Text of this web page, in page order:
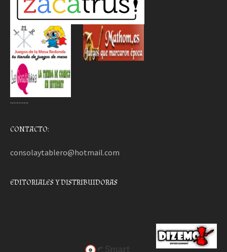
………..
CONTACTO:
consolaytablero@hotmail.com
EDITORIALES Y DISTRIBUIDORAS